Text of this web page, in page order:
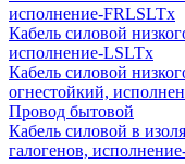
исполнение-FRLSLTx
Кабель силовой
исполнение-LSLTx
Кабель силовой
огнестойкий,
Провод бытовой
Кабель силовой в
галогенов,